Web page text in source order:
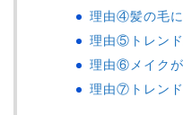
理由④髪の毛
理由⑤トレン
理由⑥メイク
理由⑦トレン